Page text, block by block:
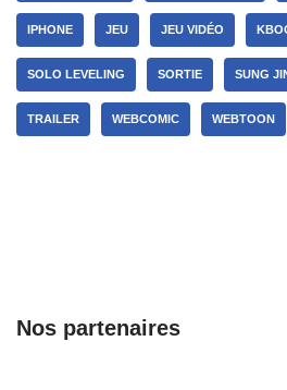
IPHONE JEU JEU VIDÉO
SOLO LEVELING SORTIE SUNG
TRAILER WEBCOMIC WEBTOON
Nos partenaires